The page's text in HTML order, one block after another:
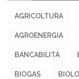
AGRICOLTURA
AGROENERGIA
BANCABILITÀ
BIOGAS